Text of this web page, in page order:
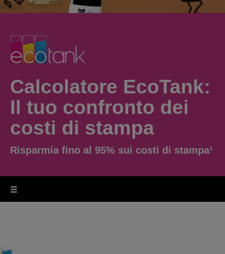
Calcolatore EcoTank:
Il tuo confronto dei
costi di stampa
Risparmia fino al 95% sui costi di stampa¹